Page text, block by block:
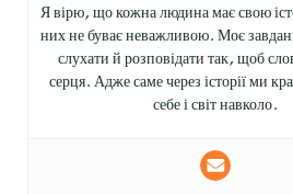
Я вірю, що кожна людина має свою
них не буває неважливою. Моє
слухати й розповідати так, щоб
серця. Адже саме через історії ми
себе і світ навколо.